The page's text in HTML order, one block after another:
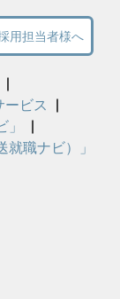
用担当者様へ
ービス
職ナビ）」